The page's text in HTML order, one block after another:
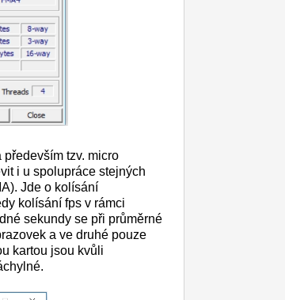
tzv. micro
i u spolupráce stejných
Jde o kolísání
kolísání fps v rámci
sekundy se při průměrné
a ve druhé pouze
kartou jsou kvůli